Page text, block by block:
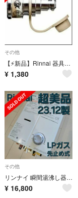
その他
【⚡新品】Rinnai 器具栓用スリムプラグ RGHP-SP2 リンナイ
¥ 1,380
その他
リンナイ 瞬間湯沸し器 Rinnai LP プロパン RUS-V53YT 5号
¥ 16,800